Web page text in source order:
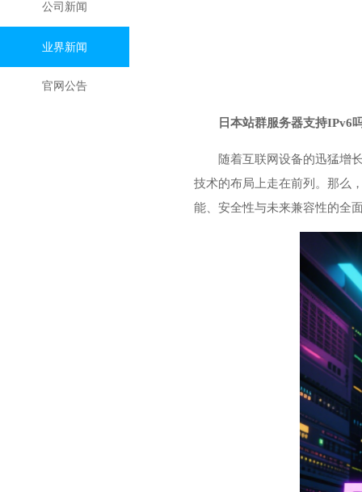
公司新闻
业界新闻
官网公告
日本站群服务器支持IPv6
随着互联网设备的迅猛增
技术的布局上走在前列。那么
能、安全性与未来兼容性的全